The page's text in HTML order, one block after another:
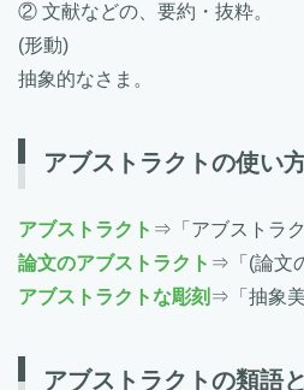
② 文献などの、要約・抜粋。
(形動)
抽象的なさま。
アブストラクトの使い
アブストラクト ⇒「アブストラ
論文のアブストラクト ⇒「(論文
アブストラクトな彫刻 ⇒「抽象美
アブストラクトの類語